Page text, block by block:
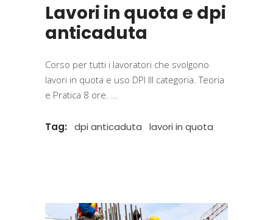
Lavori in quota e dpi
anticaduta
Corso per tutti i lavoratori che svolgono
lavori in quota e uso DPI III categoria. Teoria
e Pratica 8 ore.
Tag: dpi anticaduta lavori in quota